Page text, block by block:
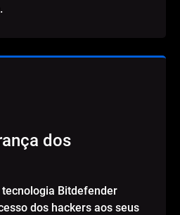
dos
tecnologia Bitdefender
dos hackers aos seus